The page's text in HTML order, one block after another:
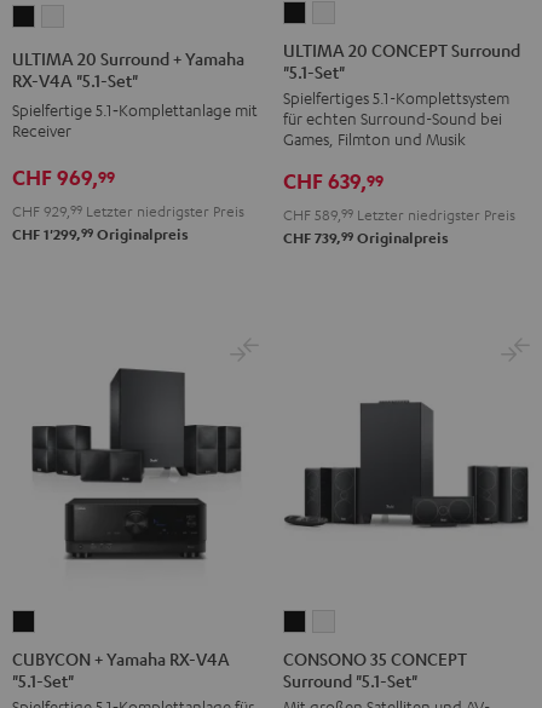
Surround
+
Yamaha
V4A
"5.1-
Surround
+
Yamaha
V4A
"5.1-
ULTIMA 20 Surround + Yamaha
RX-V4A "5.1-Set"
Spielfertige 5.1‑Komplettanlage mit
Receiver
CHF 969,99
CHF 929, 99 Letzter niedrigster Preis
CHF 1'299,99 Originalpreis
20
CONCEPT
Surround
"5.1-
Schwarz
20
CONCEPT
Surround
"5.1-
Weiß
ULTIMA 20 CONCEPT Surround
"5.1-Set"
Spielfertiges 5.1-Komplettsystem
für echten Surround-Sound bei
Games, Filmton und Musik
CHF 639,99
CHF 589, 99 Letzter niedrigster Preis
CHF 739,99 Originalpreis
+
Yamaha
CUBYCON + Yamaha RX-V4A
"5.1-Set"
35
CONCEPT
35
CONCEPT
CONSONO 35 CONCEPT
Surround "5.1-Set"